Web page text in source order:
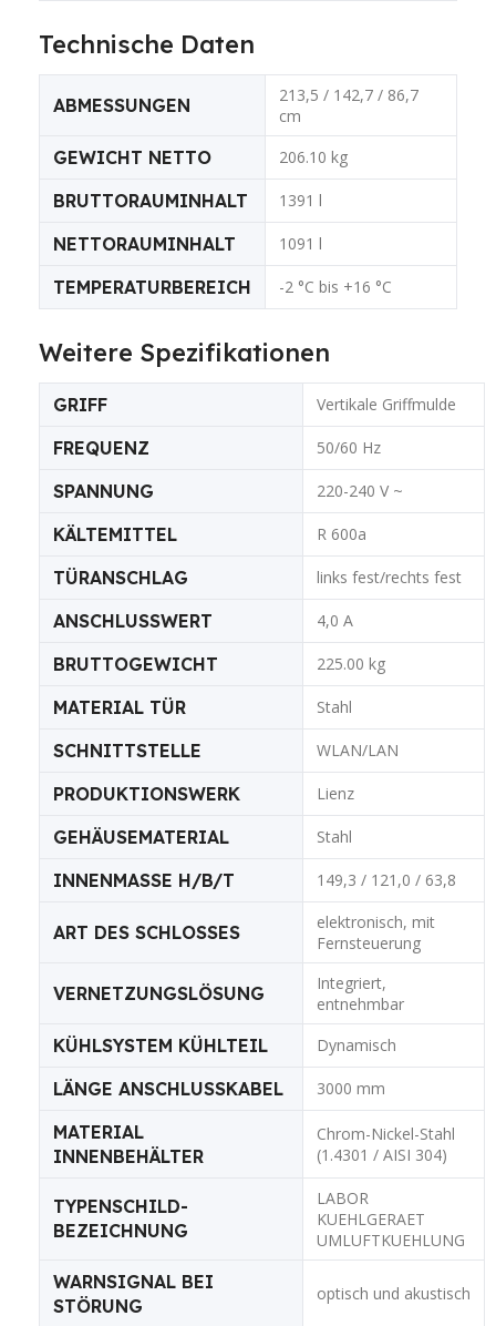
Technische Daten
ABMESSUNGEN
213,5 / 142,7 / 86,7
cm
GEWICHT NETTO 206.10 kg
BRUTTORAUMINHALT 1391 l
NETTORAUMINHALT 1091 l
TEMPERATURBEREICH -2 °C bis +16 °C
Weitere Spezifikationen
GRIFF Vertikale Griffmulde
FREQUENZ 50/60 Hz
SPANNUNG 220-240 V ~
KÄLTEMITTEL R 600a
TÜRANSCHLAG links fest/rechts fest
ANSCHLUSSWERT 4,0 A
BRUTTOGEWICHT 225.00 kg
MATERIAL TÜR Stahl
SCHNITTSTELLE WLAN/LAN
PRODUKTIONSWERK Lienz
GEHÄUSEMATERIAL Stahl
INNENMASSE H/B/T 149,3 / 121,0 / 63,8
ART DES SCHLOSSES
elektronisch, mit
Fernsteuerung
VERNETZUNGSLÖSUNG
Integriert,
entnehmbar
KÜHLSYSTEM KÜHLTEIL Dynamisch
LÄNGE ANSCHLUSSKABEL 3000 mm
MATERIAL
INNENBEHÄLTER
Chrom-Nickel-Stahl
(1.4301 / AISI 304)
TYPENSCHILD-
BEZEICHNUNG
LABOR
KUEHLGERAET
UMLUFTKUEHLUNG
WARNSIGNAL BEI
STÖRUNG
optisch und akustisch